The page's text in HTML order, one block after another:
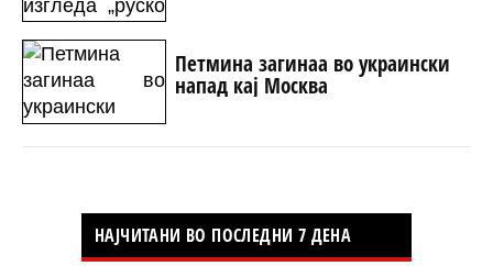
Петмина загинаа во украински
напад кај Москва
НАЈЧИТАНИ ВО ПОСЛЕДНИ 7 ДЕНА